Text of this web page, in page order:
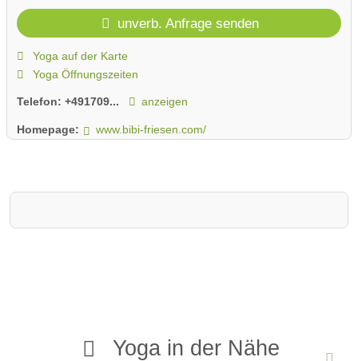
unverb. Anfrage senden
Yoga auf der Karte
Yoga Öffnungszeiten
Telefon: +491709... anzeigen
Homepage: www.bibi-friesen.com/
Yoga in der Nähe